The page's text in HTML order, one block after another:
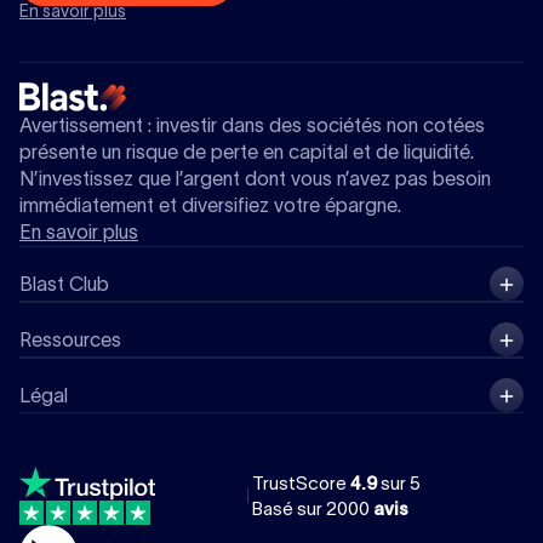
En savoir plus
Avertissement : investir dans des sociétés non cotées
présente un risque de perte en capital et de liquidité.
N’investissez que l’argent dont vous n’avez pas besoin
immédiatement et diversifiez votre épargne.
En savoir plus
Blast Club
Ressources
Légal
TrustScore4.9sur 5
Basé sur2000 avis